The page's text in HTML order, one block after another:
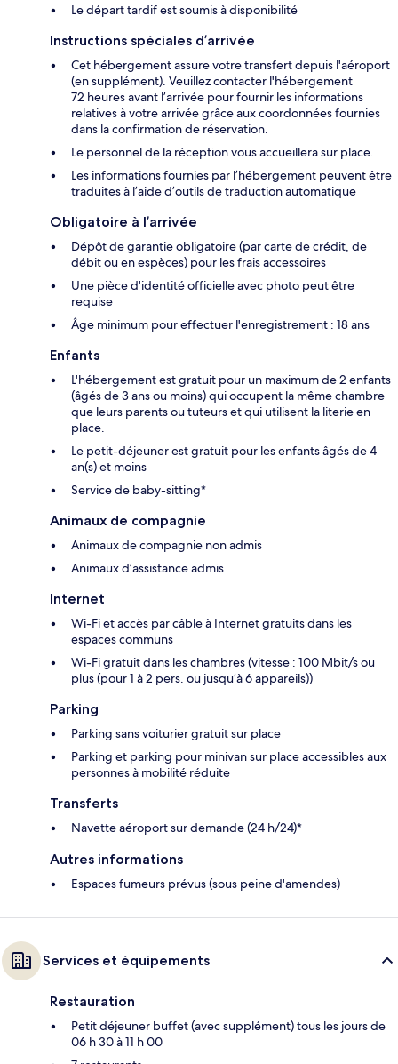
Le départ tardif est soumis à disponibilité
Instructions spéciales d’arrivée
Cet hébergement assure votre transfert depuis l'aéroport
(en supplément). Veuillez contacter l'hébergement
72 heures avant l’arrivée pour fournir les informations
relatives à votre arrivée grâce aux coordonnées fournies
dans la confirmation de réservation.
Le personnel de la réception vous accueillera sur place.
Les informations fournies par l’hébergement peuvent être
traduites à l’aide d’outils de traduction automatique
Obligatoire à l’arrivée
Dépôt de garantie obligatoire (par carte de crédit, de
débit ou en espèces) pour les frais accessoires
Une pièce d'identité officielle avec photo peut être
requise
Âge minimum pour effectuer l'enregistrement : 18 ans
Enfants
L'hébergement est gratuit pour un maximum de 2 enfants
(âgés de 3 ans ou moins) qui occupent la même chambre
que leurs parents ou tuteurs et qui utilisent la literie en
place.
Le petit-déjeuner est gratuit pour les enfants âgés de 4
an(s) et moins
Service de baby-sitting*
Animaux de compagnie
Animaux de compagnie non admis
Animaux d’assistance admis
Internet
Wi-Fi et accès par câble à Internet gratuits dans les
espaces communs
Wi-Fi gratuit dans les chambres (vitesse : 100 Mbit/s ou
plus (pour 1 à 2 pers. ou jusqu’à 6 appareils))
Parking
Parking sans voiturier gratuit sur place
Parking et parking pour minivan sur place accessibles aux
personnes à mobilité réduite
Transferts
Navette aéroport sur demande (24 h/24)*
Autres informations
Espaces fumeurs prévus (sous peine d'amendes)
Services et équipements
Restauration
Petit déjeuner buffet (avec supplément) tous les jours de
06 h 30 à 11 h 00